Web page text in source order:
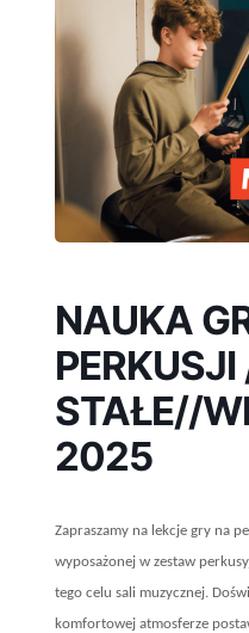
NAUKA
STAŁE//
2025
Zapraszamy na lekcje gry na
wyposażonej w zestaw
tego celu sali muzycznej.
komfortowej atmosferze